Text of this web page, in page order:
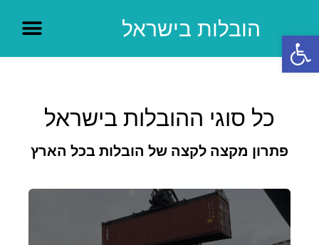
פתח סרגל נגישותהובלות בישראל
כל סוגי ההובלות בישראל
פתרון מקצה לקצה של הובלות בכל הארץ